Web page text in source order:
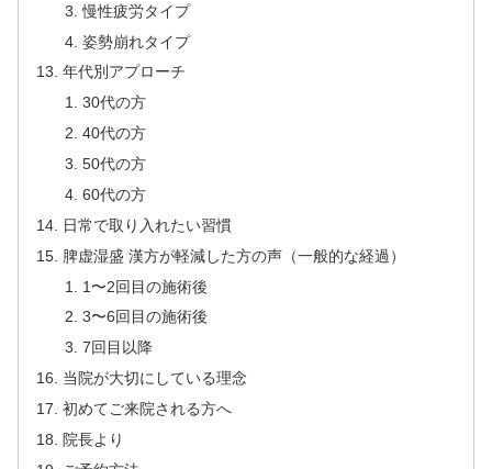
慢性疲労タイプ
姿勢崩れタイプ
年代別アプローチ
30代の方
40代の方
50代の方
60代の方
日常で取り入れたい習慣
脾虚湿盛 漢方が軽減した方の声（一般的な経過）
1〜2回目の施術後
3〜6回目の施術後
7回目以降
当院が大切にしている理念
初めてご来院される方へ
院長より